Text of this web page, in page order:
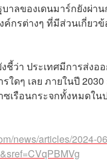
ลของเดนมาร์กยังผ่า
กรต่างๆ ที่มีส่วนเกี่ยว
ชี้ว่า ประเทศมีการส่
ใดๆ เลย ภายในปี
เรือนกระจกทั้งหมดใน
news/articles/2024-